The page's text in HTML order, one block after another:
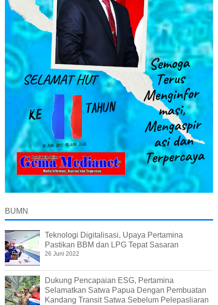
BUMN
Teknologi Digitalisasi, Upaya Pertamina
Pastikan BBM dan LPG Tepat Sasaran
26 Juni 2022
Dukung Pencapaian ESG, Pertamina
Selamatkan Satwa Papua Dengan Pembuatan
Kandang Transit Satwa Sebelum Pelepasliaran